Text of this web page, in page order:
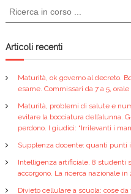
g
a
z
i
o
n
C
c
a
Articoli recenti
Maturità, ok governo al decreto.
esame. Commissari da 7 a 5,
Maturità, problemi di salute e
evitare la bocciatura dell’alunna.
perdono. I giudici: “Irrilevanti i
Supplenza docente: quanti punti
Intelligenza artificiale, 8 studenti
accorgono. La ricerca nazionale
Divieto cellulare a scuola: cose